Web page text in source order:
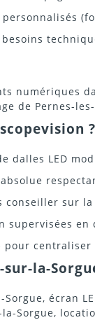
numériques
de Pernes-
?
dalles LED
conseiller sur
supervisées
la-
écran
Sorgue,